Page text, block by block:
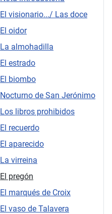
El visionario.../ Las doce
El oidor
La almohadilla
El estrado
El biombo
Nocturno de San Jerónimo
Los libros prohibidos
El recuerdo
El aparecido
La virreina
El pregón
El marqués de Croix
El vaso de Talavera